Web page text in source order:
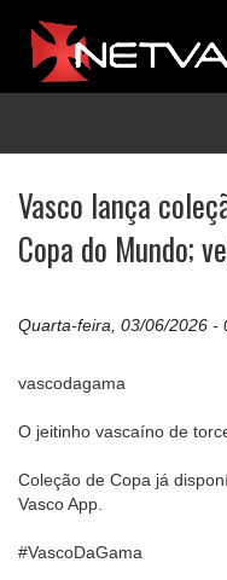
Vasco lança
Copa do Mundo;
Quarta-feira, 03/06/2026 -
vascodagama
O jeitinho vascaíno de
Coleção de Copa já
Vasco App.
#VascoDaGama